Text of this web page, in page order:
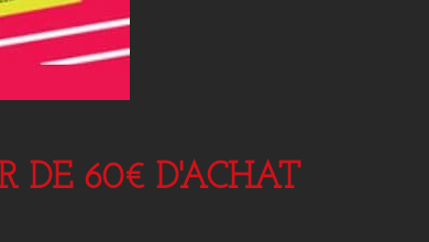
DE 60€ D'ACHAT